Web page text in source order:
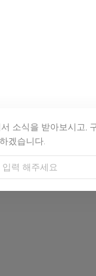
소식을 받아보시고,
겠습니다.